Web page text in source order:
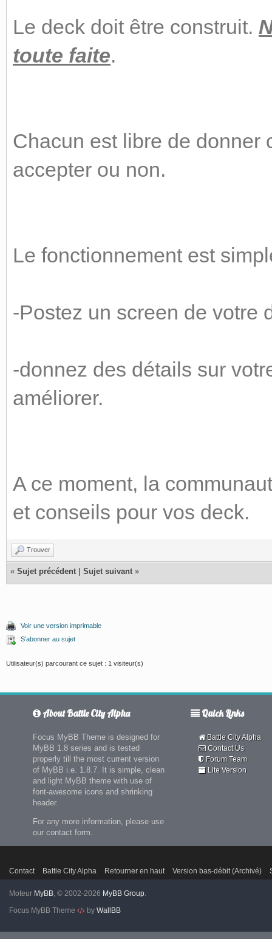
Le deck doit être construit.
toute faite.
Chacun est libre de donner
accepter ou non.
Le fonctionnement est
-Postez un screen de votre
-donnez des détails sur
améliorer.
A ce moment, la
et conseils pour vos deck.
Trouver
« Sujet précédent Sujet suivant »
Voir une version imprimable
S’abonner au sujet
Utilisateur(s) parcourant ce sujet : 1 visiteur(s)
About Battle City Alpha
Focus MyBB Theme is designed for
MyBB 1.8 series and is tested
properly till the most current version
of MyBB i.e. 1.8.7. It is simple, clean
and light MyBB theme with use of
font-awesome icons and shrinking
header.
For any more information, please use
our contact form.
Quick Links
Battle City Alpha
Contact Us
Forum Team
Lite Version
Contact Battle City Alpha Retourner en haut Version bas-débit (Archivé)
Moteur MyBB, © 2002-2026 MyBB Group.
Focus MyBB Theme
by WallBB